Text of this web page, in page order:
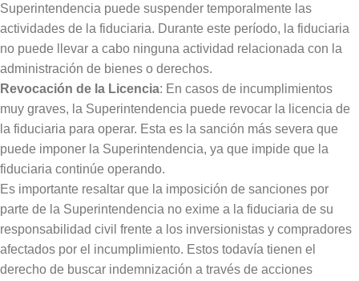
Superintendencia puede suspender temporalmente las
actividades de la fiduciaria. Durante este período, la fiduciaria
no puede llevar a cabo ninguna actividad relacionada con la
administración de bienes o derechos.
Revocación de la Licencia: En casos de incumplimientos
muy graves, la Superintendencia puede revocar la licencia de
la fiduciaria para operar. Esta es la sanción más severa que
puede imponer la Superintendencia, ya que impide que la
fiduciaria continúe operando.
Es importante resaltar que la imposición de sanciones por
parte de la Superintendencia no exime a la fiduciaria de su
responsabilidad civil frente a los inversionistas y compradores
afectados por el incumplimiento. Estos todavía tienen el
derecho de buscar indemnización a través de acciones